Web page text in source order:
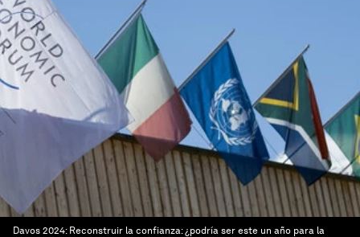
Davos 2024: Reconstruir la confianza: ¿podría ser este un año para la